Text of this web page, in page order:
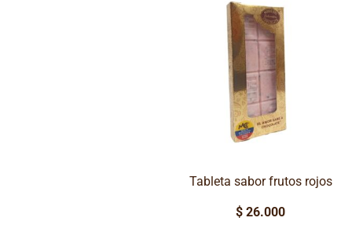
Tableta sabor frutos rojos
$ 26.000